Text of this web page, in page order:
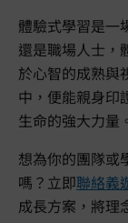
體驗式學習是一
還是職場人士，
於心智的成熟與
中，便能親身印
生命的強大力量
想為你的團隊或
嗎？立即聯絡義
成長方案，將理